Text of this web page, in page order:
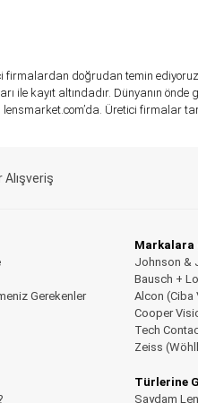
firmalardan doğrudan temin
ile kayıt altındadır. Dünyanın önde
lensmarket.com’da. Üretici firmalar
Alışveriş
Gerekenler
Markalara
Johnson &
Bausch +
Alcon (Ciba
Cooper
Tech
Zeiss
Türlerine
Saydam